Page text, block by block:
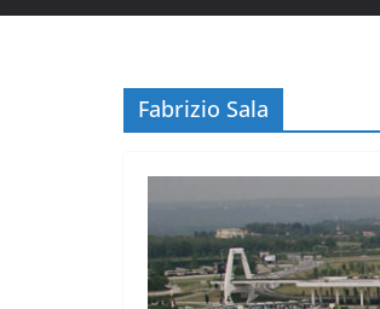
Fabrizio Sala